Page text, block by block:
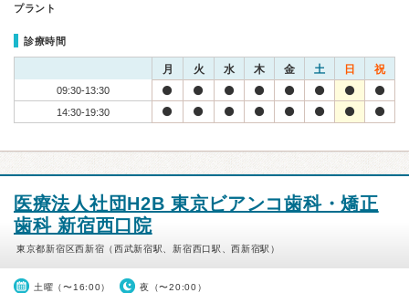
プラント
診療時間
月 火 水 木 金 土 日 祝
09:30-13:30
14:30-19:30
医療法人社団H2B 東京ビアンコ歯科・矯正
歯科 新宿西口院
東京都新宿区西新宿（西武新宿駅、新宿西口駅、西新宿駅）
土曜（〜16:00） 夜（〜20:00）